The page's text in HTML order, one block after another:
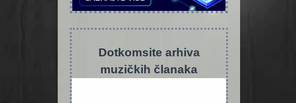
Dotkomsite arhiva
muzičkih članaka